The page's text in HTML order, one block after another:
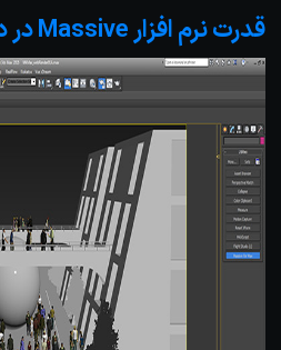
قدرت نرم افزار Massive در داخل 3ds Max